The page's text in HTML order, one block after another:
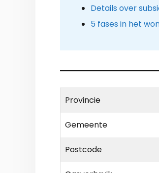
Details over
5 fases in het
Provincie
Gemeente
Postcode